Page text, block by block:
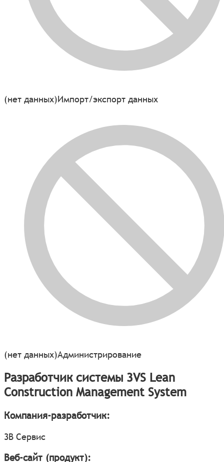
(нет данных)Импорт/экспорт данных
(нет данных)Администрирование
Разработчик системы 3VS Lean
Construction Management System
Компания-разработчик:
3В Сервис
Веб-сайт (продукт):